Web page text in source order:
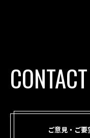
CONTACT
ご意見・ご